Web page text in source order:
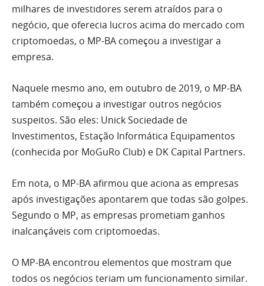
milhares de investidores serem atraídos para o
negócio, que oferecia lucros acima do mercado com
criptomoedas, o MP-BA começou a investigar a
empresa.
Naquele mesmo ano, em outubro de 2019, o MP-BA
também começou a investigar outros negócios
suspeitos. São eles: Unick Sociedade de
Investimentos, Estação Informática Equipamentos
(conhecida por MoGuRo Club) e DK Capital Partners.
Em nota, o MP-BA afirmou que aciona as empresas
após investigações apontarem que todas são golpes.
Segundo o MP, as empresas prometiam ganhos
inalcançáveis com criptomoedas.
O MP-BA encontrou elementos que mostram que
todos os negócios teriam um funcionamento similar.